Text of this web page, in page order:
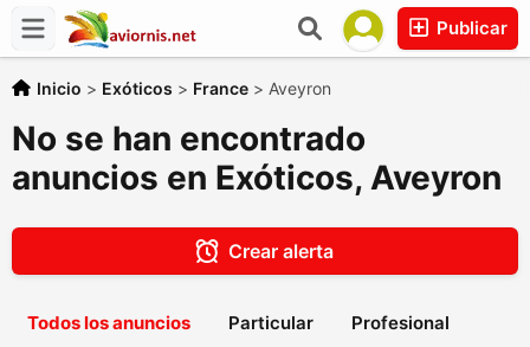
Publicar
Inicio > Exóticos > France > Aveyron
No se han encontrado
anuncios en Exóticos, Aveyron
Crear alerta
Todos los anuncios Particular Profesional